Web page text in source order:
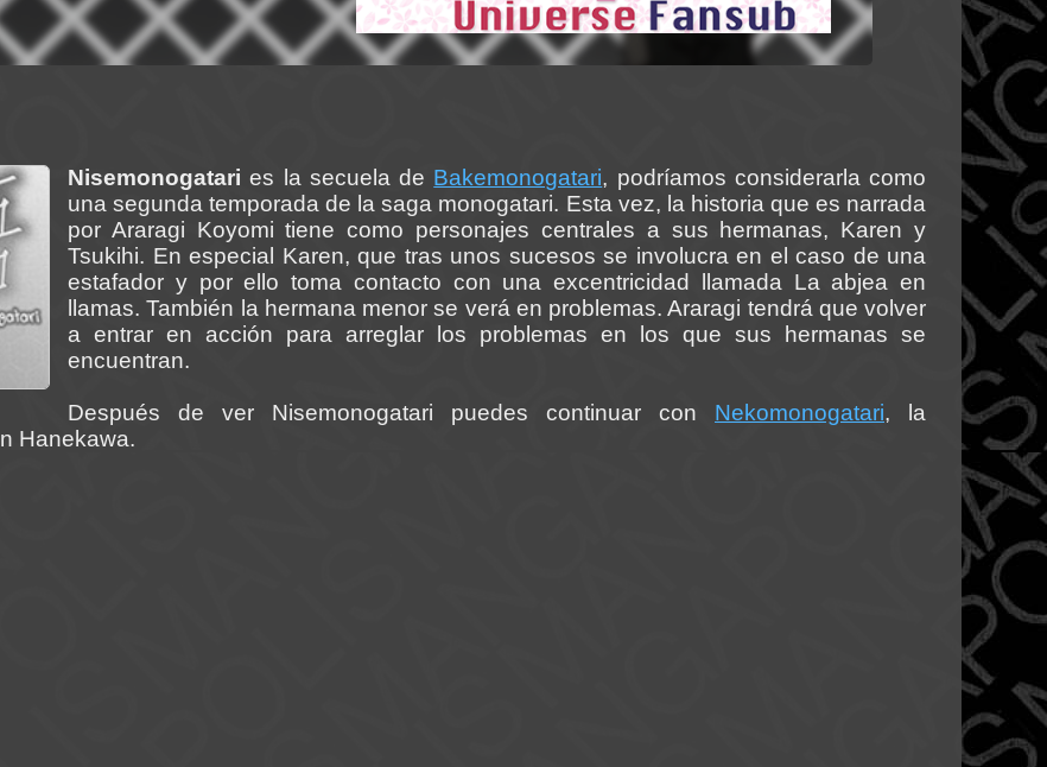
Nisemonogatari es la secuela de Bakemonogatari, podríamos considerarla como
una segunda temporada de la saga monogatari. Esta vez, la historia que es narrada
por Araragi Koyomi tiene como personajes centrales a sus hermanas, Karen y
Tsukihi. En especial Karen, que tras unos sucesos se involucra en el caso de una
estafador y por ello toma contacto con una excentricidad llamada La abjea en
llamas. También la hermana menor se verá en problemas. Araragi tendrá que volver
a entrar en acción para arreglar los problemas en los que sus hermanas se
encuentran.
Después de ver Nisemonogatari puedes continuar con Nekomonogatari, la
Hanekawa.